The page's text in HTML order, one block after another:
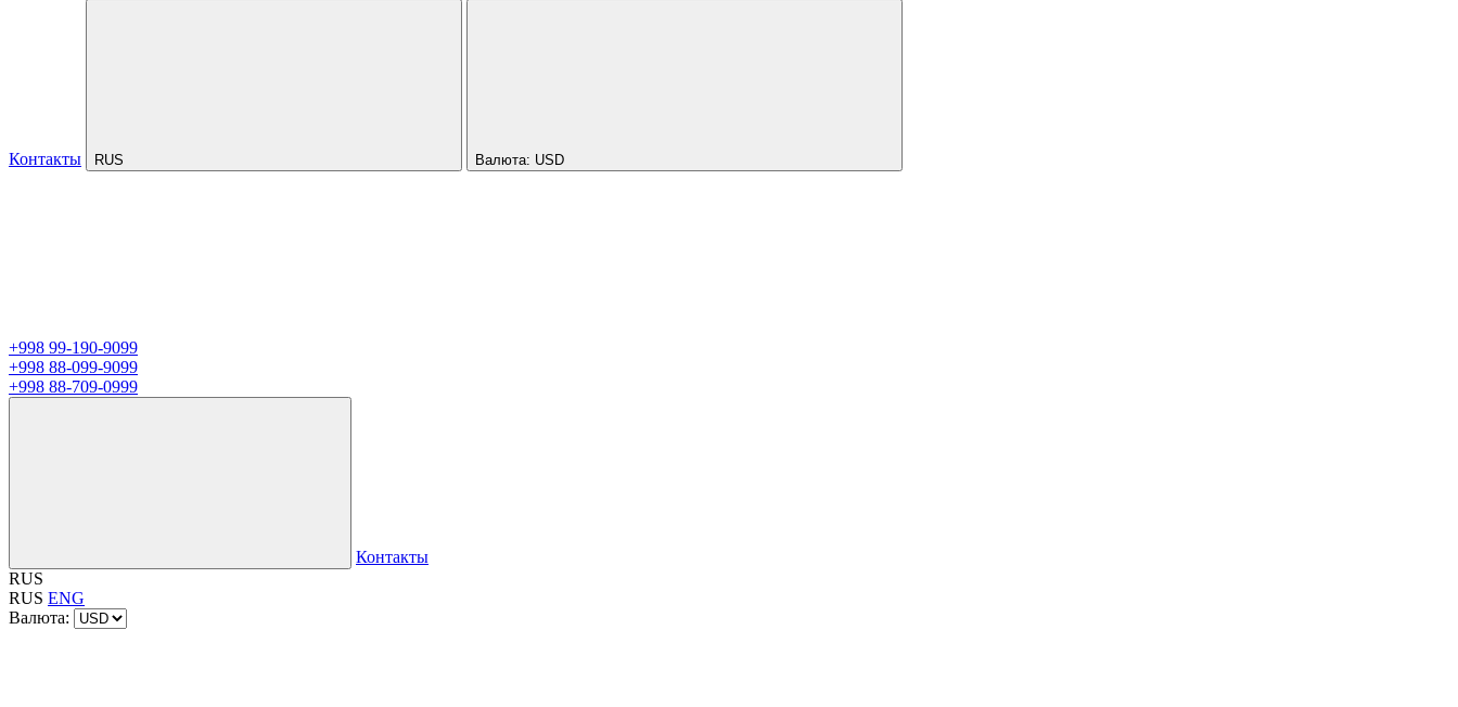
Контакты RUS Валюта: USD
+998 99-190-9099
+998 88-099-9099
+998 88-709-0999
Контакты
RUS
RUS ENG
Валюта: